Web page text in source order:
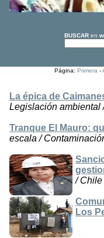
BUSCAR en
Página:Primera -
La épica de
Legislación ambiental
Tranque El Mauro:
escala /
/ Chile
Los